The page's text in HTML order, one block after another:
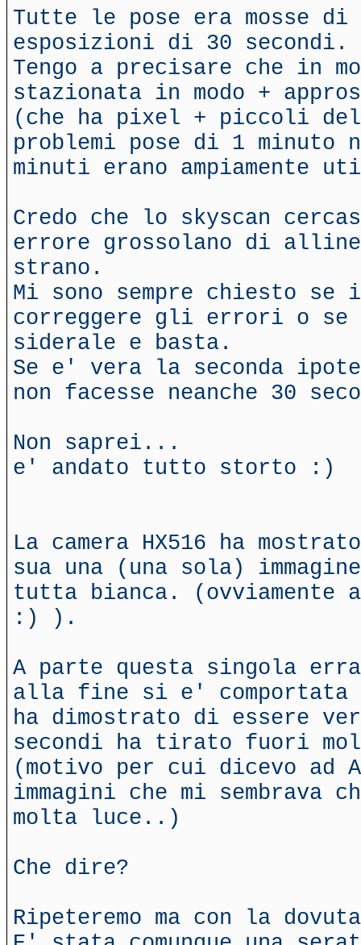
Tutte le pose era mosse
esposizioni di 30 secondi.
Tengo a precisare che in
stazionata in modo +
(che ha pixel + piccoli
problemi pose di 1 minuto
minuti erano ampiamente
Credo che lo skyscan
errore grossolano di
strano.
Mi sono sempre chiesto
correggere gli errori o se
siderale e basta.
Se e' vera la seconda
non facesse neanche 30
Non saprei...
e' andato tutto storto :)
La camera HX516 ha
sua una (una sola)
tutta bianca. (ovviamente
:) ).
A parte questa singola
alla fine si e' comportata
ha dimostrato di essere
secondi ha tirato fuori
(motivo per cui dicevo ad
immagini che mi
molta luce..)
Che dire?
Ripeteremo ma con la